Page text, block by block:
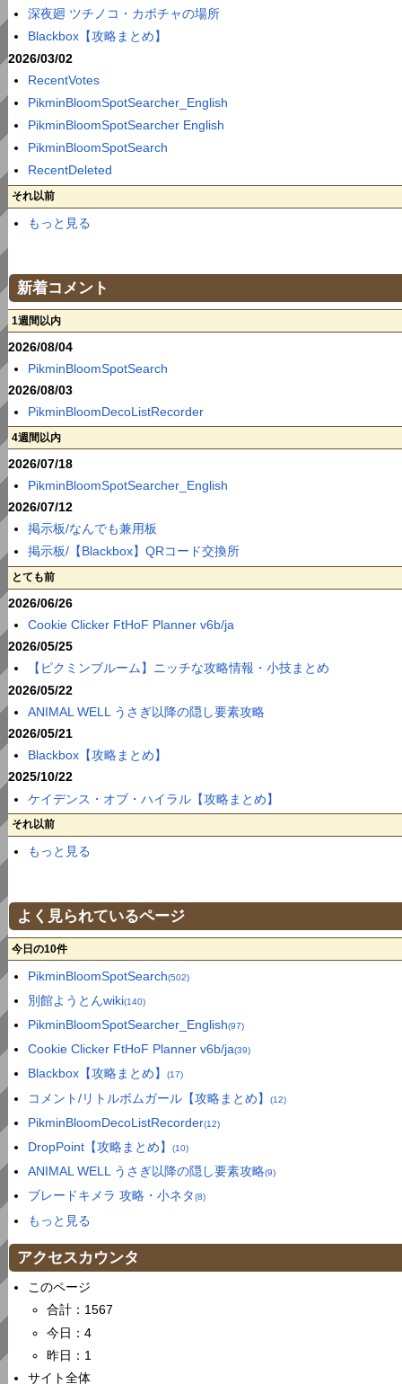
深夜廻 ツチノコ・カボチャの場所
Blackbox【攻略まとめ】
2026/03/02
RecentVotes
PikminBloomSpotSearcher_English
PikminBloomSpotSearcher English
PikminBloomSpotSearch
RecentDeleted
それ以前
もっと見る
新着コメント
1週間以内
2026/08/04
PikminBloomSpotSearch
2026/08/03
PikminBloomDecoListRecorder
4週間以内
2026/07/18
PikminBloomSpotSearcher_English
2026/07/12
掲示板/なんでも兼用板
掲示板/【Blackbox】QRコード交換所
とても前
2026/06/26
Cookie Clicker FtHoF Planner v6b/ja
2026/05/25
【ピクミンブルーム】ニッチな攻略情報・小技まとめ
2026/05/22
ANIMAL WELL うさぎ以降の隠し要素攻略
2026/05/21
Blackbox【攻略まとめ】
2025/10/22
ケイデンス・オブ・ハイラル【攻略まとめ】
それ以前
もっと見る
よく見られているページ
今日の10件
PikminBloomSpotSearch(502)
別館ようとんwiki(140)
PikminBloomSpotSearcher_English(97)
Cookie Clicker FtHoF Planner v6b/ja(39)
Blackbox【攻略まとめ】 (17)
コメント/リトルボムガール【攻略まとめ】 (12)
PikminBloomDecoListRecorder(12)
DropPoint【攻略まとめ】 (10)
ANIMAL WELL うさぎ以降の隠し要素攻略(9)
ブレードキメラ 攻略・小ネタ(8)
もっと見る
アクセスカウンタ
このページ
合計：1567
今日：4
昨日：1
サイト全体